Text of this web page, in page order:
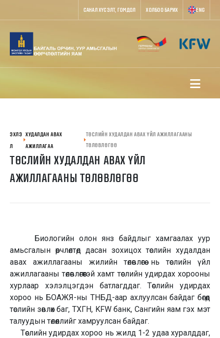
САНАЛ ХҮСЭЛТ, ГОМДОЛ ХОЛБОО БАРИХ ENG
ЭХЛЭ
Л
ХУДАЛДАН АВАХ
АЖИЛЛАГАА
ТӨСЛИЙН ХУДАЛДАН АВАХ ҮЙЛ АЖИЛЛАГААНЫ
ТӨЛӨВЛӨГӨӨ
ТӨСЛИЙН ХУДАЛДАН АВАХ ҮЙЛ
АЖИЛЛАГААНЫ ТӨЛӨВЛӨГӨӨ
Биологийн олон янз байдлыг хамгаалах уур
амьсгалын өөрчлөлтөд дасан зохицох төслийн худалдан
авах ажиллагааны жилийн төлөвлөгөө нь төслийн үйл
ажиллагааны төлөвлөгөөтэй хамт төслийн удирдах хорооны
хурлаар хэлэлцэгдэн батлагддаг. Төслийн удирдах
хороо нь БОАЖЯ-ны ТНБД-аар ахлуулсан байдаг бөгөөд
төслийн зөвлөх баг, ТХГН, KFW банк, Сангийн яам гэх мэт
талуудын төлөөллийг хамруулсан байдаг.
Төслийн удирдах хороо нь жилд 1-2 удаа хуралддаг,